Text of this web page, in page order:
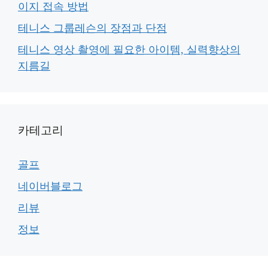
이지 접속 방법
테니스 그룹레슨의 장점과 단점
테니스 영상 촬영에 필요한 아이템, 실력향상의
지름길
카테고리
골프
네이버블로그
리뷰
정보